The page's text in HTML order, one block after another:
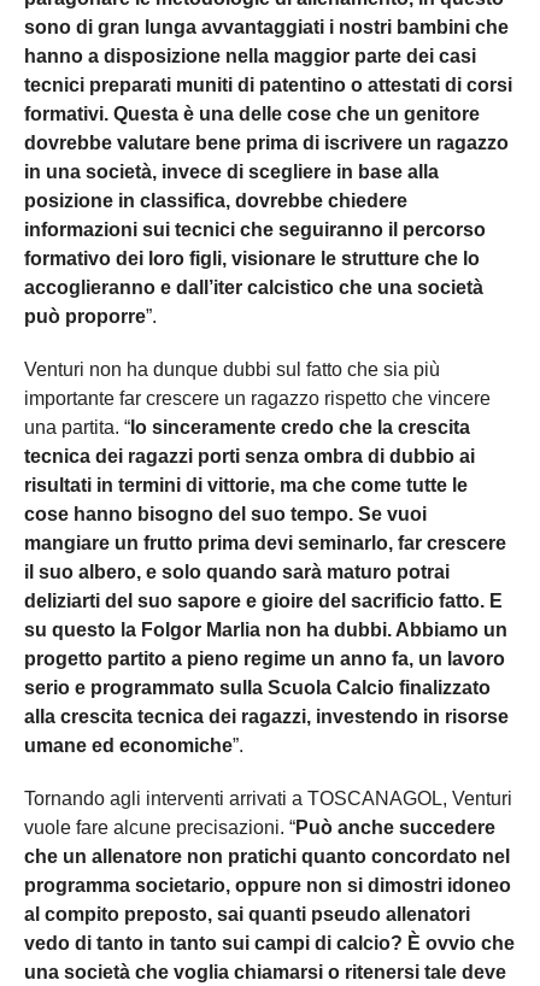
sono di gran lunga avvantaggiati i nostri bambini che
hanno a disposizione nella maggior parte dei casi
tecnici preparati muniti di patentino o attestati di corsi
formativi. Questa è una delle cose che un genitore
dovrebbe valutare bene prima di iscrivere un ragazzo
in una società, invece di scegliere in base alla
posizione in classifica, dovrebbe chiedere
informazioni sui tecnici che seguiranno il percorso
formativo dei loro figli, visionare le strutture che lo
accoglieranno e dall’iter calcistico che una società
può proporre”.
Venturi non ha dunque dubbi sul fatto che sia più
importante far crescere un ragazzo rispetto che vincere
una partita. “ Io sinceramente credo che la crescita
tecnica dei ragazzi porti senza ombra di dubbio ai
risultati in termini di vittorie, ma che come tutte le
cose hanno bisogno del suo tempo. Se vuoi
mangiare un frutto prima devi seminarlo, far crescere
il suo albero, e solo quando sarà maturo potrai
deliziarti del suo sapore e gioire del sacrificio fatto. E
su questo la Folgor Marlia non ha dubbi. Abbiamo un
progetto partito a pieno regime un anno fa, un lavoro
serio e programmato sulla Scuola Calcio finalizzato
alla crescita tecnica dei ragazzi, investendo in risorse
umane ed economiche”.
Tornando agli interventi arrivati a TOSCANAGOL, Venturi
vuole fare alcune precisazioni. “Può anche succedere
che un allenatore non pratichi quanto concordato nel
programma societario, oppure non si dimostri idoneo
al compito preposto, sai quanti pseudo allenatori
vedo di tanto in tanto sui campi di calcio? È ovvio che
una società che voglia chiamarsi o ritenersi tale deve